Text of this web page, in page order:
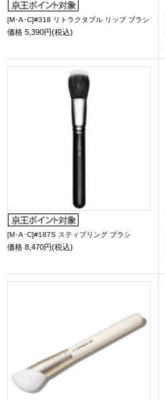
[M･A･C]#318 リトラクタブル リップ ブラシ
価格 5,390円(税込)
[M･A･C]#187S スティプリング ブラシ
価格 8,470円(税込)